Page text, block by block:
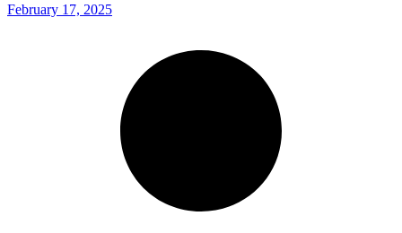
February 17, 2025